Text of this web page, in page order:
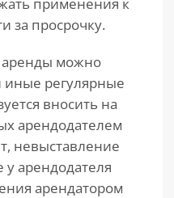
за просрочку.
аренды можно
иные регулярные
вносить на
арендодателем
невыставление
у арендодателя
арендатором